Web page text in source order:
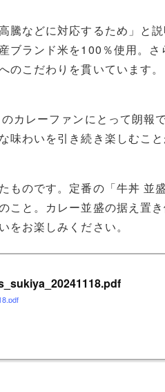
などに対応するため」と
ブランド米を100％使用。
こだわりを貫いています。
カレーファンにとって朗報
わいを引き続き楽しむこと
のです。定番の「牛丼 並
こと。カレー並盛の据え置
お楽しみください。